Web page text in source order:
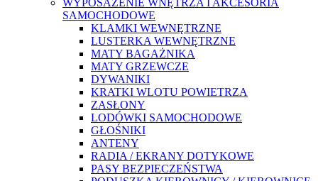
WYPOSAŻENIE WNĘTRZA I AKCESORIA
SAMOCHODOWE
KLAMKI WEWNĘTRZNE
LUSTERKA WEWNĘTRZNE
MATY BAGAŻNIKA
MATY GRZEWCZE
DYWANIKI
KRATKI WLOTU POWIETRZA
ZASŁONY
LODÓWKI SAMOCHODOWE
GŁOŚNIKI
ANTENY
RADIA / EKRANY DOTYKOWE
PASY BEZPIECZEŃSTWA